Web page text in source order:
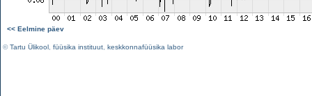
<< Eelmine päev
©Tartu Ülikool füüsika instituut keskkonnafüüsika labor